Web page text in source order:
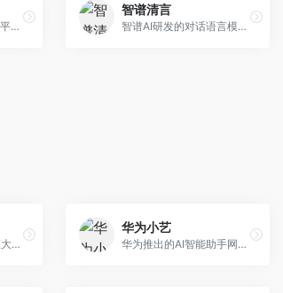
快手推出的AI视频生成平台，支持文生视频和图生视频，可生成长达2分钟的高质量视频内容。面向短视频创作者和营销人员，操作简便，生成效果逼真，适合商业推广和创意表达。
智谱清言
智谱AI研发的对话语言模型，支持中英双语交互。面向中文用户和开发者，提供知识问答、代码编写、文档解读等服务，开源生态完善，学术研究背景深厚。
阶跃星辰研发的多模态大模型平台，支持文本、图像、视频的综合理解与生成。面向创作者和企业客户，提供内容创作、智能分析等服务，多模态能力突出。
华为小艺
华为推出的AI智能助手网页端，深度整合鸿蒙生态和华为云服务。面向华为设备用户，支持语音交互、智能问答、设备控制等功能，与华为硬件生态无缝衔接。